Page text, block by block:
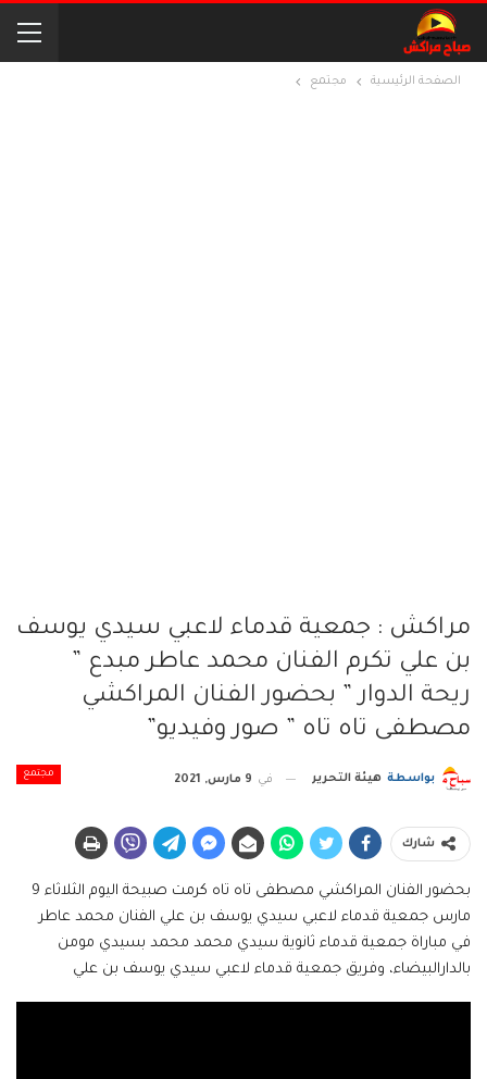
الصفحة الرئيسية مجتمع
مراكش : جمعية قدماء لاعبي سيدي يوسف
بن علي تكرم الفنان محمد عاطر مبدع ”
ريحة الدوار ” بحضور الفنان المراكشي
مصطفى تاه تاه ” صور وفيديو”
مجتمع بواسطة هيئة التحرير في 9 مارس, 2021
شارك
بحضور الفنان المراكشي مصطفى تاه تاه كرمت صبيحة اليوم الثلاثاء 9
مارس جمعية قدماء لاعبي سيدي يوسف بن علي الفنان محمد عاطر
في مباراة جمعية قدماء ثانوية سيدي محمد محمد بسيدي مومن
بالدارالبيضاء، وفريق جمعية قدماء لاعبي سيدي يوسف بن علي